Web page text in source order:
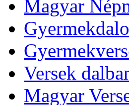
Magyar
Versek
Magyar